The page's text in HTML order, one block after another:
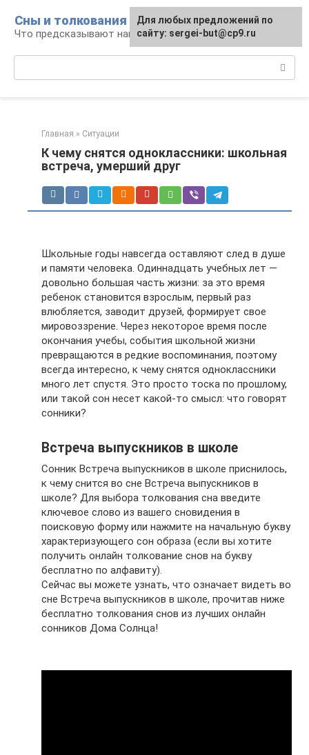
контенту
Сны и толкования
Что предсказывают нам наши сны
Главная » Ситуации
К чему снятся одноклассники: школьная
встреча, умерший друг
Школьные годы навсегда оставляют след в душе
и памяти человека. Одиннадцать учебных лет —
довольно большая часть жизни: за это время
ребенок становится взрослым, первый раз
влюбляется, заводит друзей, формирует свое
мировоззрение. Через некоторое время после
окончания учебы, события школьной жизни
превращаются в редкие воспоминания, поэтому
всегда интересно, к чему снятся одноклассники
много лет спустя. Это просто тоска по прошлому,
или такой сон несет какой-то смысл: что говорят
сонники?
Встреча выпускников в школе
Сонник Встреча выпускников в школе приснилось,
к чему снится во сне Встреча выпускников в
школе? Для выбора толкования сна введите
ключевое слово из вашего сновидения в
поисковую форму или нажмите на начальную букву
характеризующего сон образа (если вы хотите
получить онлайн толкование снов на букву
бесплатно по алфавиту).
Сейчас вы можете узнать, что означает видеть во
сне Встреча выпускников в школе, прочитав ниже
бесплатно толкования снов из лучших онлайн
сонников Дома Солнца!
Для любых предложений по
сайту: sergei-but@cp9.ru